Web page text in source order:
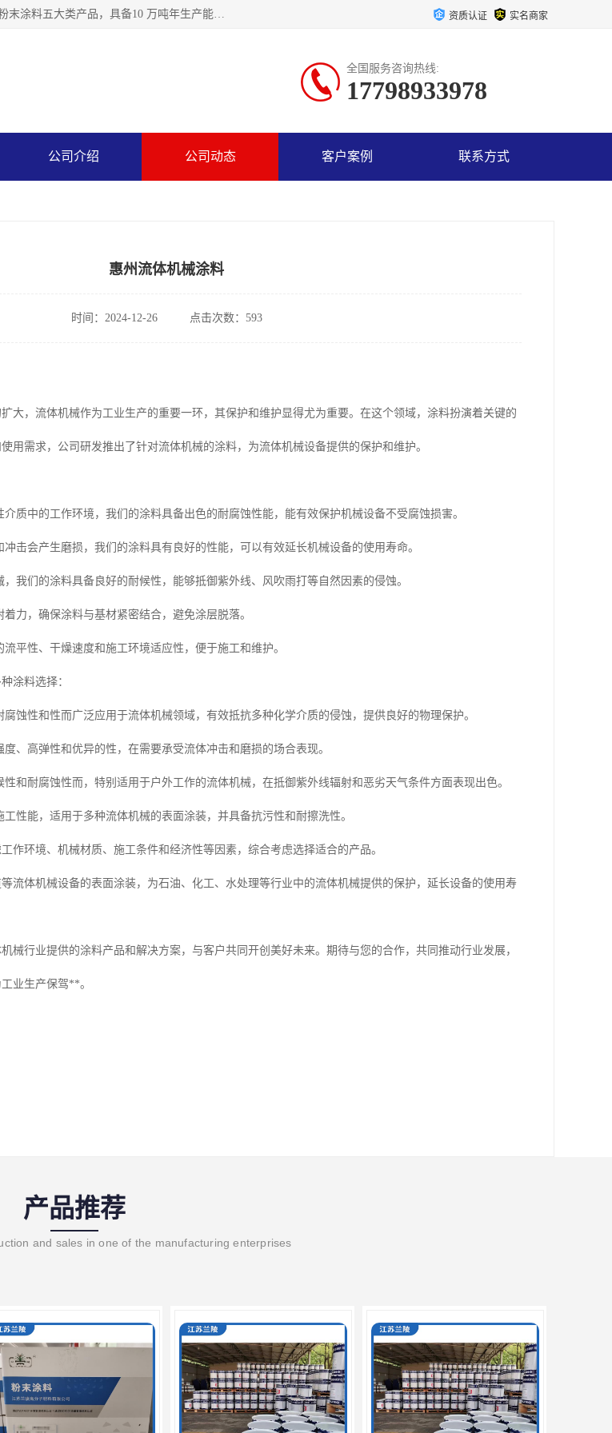
江苏兰陵化工集团有限公司主要生产防腐涂料、建筑涂料、船舶涂料、彩钢涂料、粉末涂料五大类产品，具备10 万吨年生产能力，可以提供优质精良的涂装施工服务，产品广销全国各地，大量出口亚非欧及拉美等国家。 资质认证 实名商家
全国服务咨询热线:
17798933978
公司介绍 公司动态 客户案例 联系方式
惠州流体机械涂料
时间：2024-12-26 点击次数：593
大，流体机械作为工业生产的重要一环，其保护和维护显得尤为重要。在这个领域，涂料扮演着关键的
用需求，公司研发推出了针对流体机械的涂料，为流体机械设备提供的保护和维护。
质中的工作环境，我们的涂料具备出色的耐腐蚀性能，能有效保护机械设备不受腐蚀损害。
击会产生磨损，我们的涂料具有良好的性能，可以有效延长机械设备的使用寿命。
我们的涂料具备良好的耐候性，能够抵御紫外线、风吹雨打等自然因素的侵蚀。
力，确保涂料与基材紧密结合，避免涂层脱落。
平性、干燥速度和施工环境适应性，便于施工和维护。
涂料选择：
蚀性和性而广泛应用于流体机械领域，有效抵抗多种化学介质的侵蚀，提供良好的物理保护。
、高弹性和优异的性，在需要承受流体冲击和磨损的场合表现。
和耐腐蚀性而，特别适用于户外工作的流体机械，在抵御紫外线辐射和恶劣天气条件方面表现出色。
性能，适用于多种流体机械的表面涂装，并具备抗污性和耐擦洗性。
作环境、机械材质、施工条件和经济性等因素，综合考虑选择适合的产品。
流体机械设备的表面涂装，为石油、化工、水处理等行业中的流体机械提供的保护，延长设备的使用寿
械行业提供的涂料产品和解决方案，与客户共同开创美好未来。期待与您的合作，共同推动行业发展，
业生产保驾**。
产品推荐
and sales in one of the manufacturing enterprises